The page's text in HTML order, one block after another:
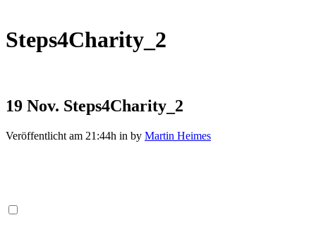
Steps4Charity_2
19 Nov. Steps4Charity_2
Veröffentlicht am 21:44h in by Martin Heimes